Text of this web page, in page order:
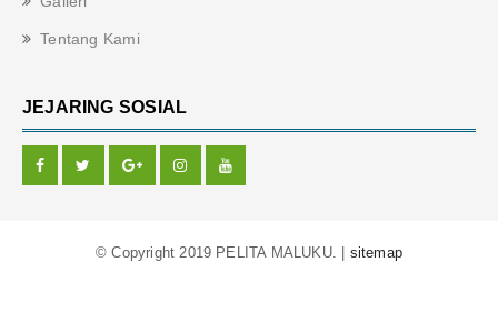
Tentang Kami
JEJARING SOSIAL
© Copyright 2019 PELITA MALUKU. | sitemap